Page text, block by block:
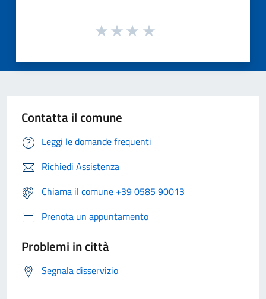
Contatta il comune
Leggi le domande frequenti
Richiedi Assistenza
Chiama il comune +39 0585 90013
Prenota un appuntamento
Problemi in città
Segnala disservizio